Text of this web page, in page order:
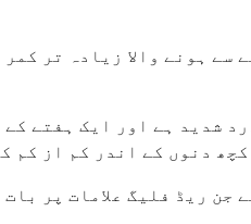
سے ہونے والا زیادہ تر
شدید ہے اور ایک ہفتے
کچھ دنوں کے اندر کم از کم
جن ریڈ فلیگ علامات پر